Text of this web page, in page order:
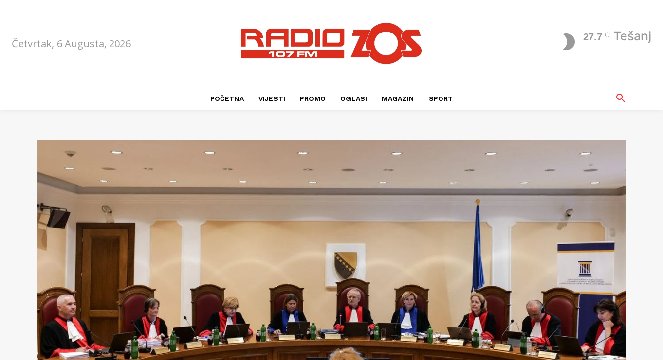
Četvrtak, 6 Augusta, 2026
27.7 C Tešanj
POČETNA VIJESTI PROMO OGLASI MAGAZIN SPORT